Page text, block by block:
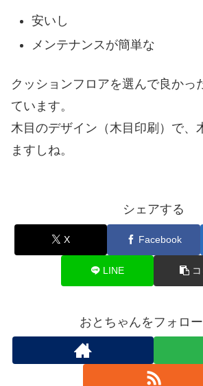
安いし
メンテナンスが簡単な
クッションフロアを選んで良かっ
ています。
木目のデザイン（木目印刷）で、
ますしね。
シェアする
X Facebook
LINE
おとちゃんをフォロ